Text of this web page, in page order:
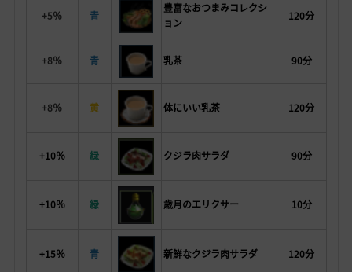
+5％ 青
豊富なおつまみコレクシ
ョン
120分
+8％ 青 乳茶 90分
+8％ 黄 体にいい乳茶 120分
+10％ 緑 クジラ肉サラダ 90分
+10％ 緑 歳月のエリクサー 10分
+15％ 青 新鮮なクジラ肉サラダ 120分